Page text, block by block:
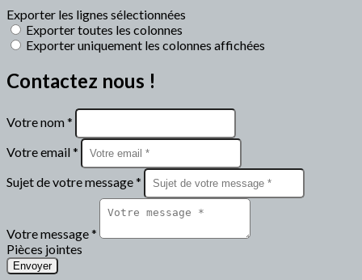
Exporter les lignes sélectionnées
Exporter toutes les colonnes
Exporter uniquement les colonnes affichées
Contactez nous !
Votre nom *
Votre email *
Sujet de votre message *
Votre message *
Pièces jointes
Envoyer